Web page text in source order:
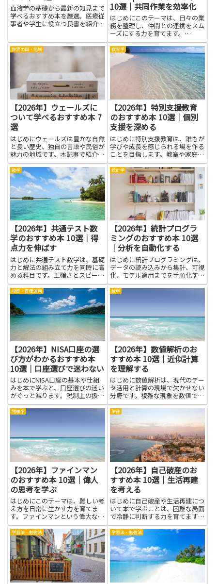
血液学の基礎から最新の知見まで
学べるおすすめ本を厳選。医療従
事者や学生に役立つ良書を紹介
10選｜共同作業を効率化
はじめにこのテーマは、日々の業
務を整理し、仲間との連携をスム
ーズにする力を育てます。
Google Workspaceはメールやカ
レンダー、文書、共有ドライブを
ひとまとめにしたサービスで、仕
事の流れを一本化する道具箱のよ
うです。使い方を知ると...
世界の国・地域
【2026年】ウェールズに
ついて学べるおすすめ本 7
選
はじめにウェールズは豊かな自然
と長い歴史、独自の言語や民俗が
魅力の地域です。本記事で紹介す
る本を読むことで、観光地の背景
や歴史的出来事、地域の人々の暮
らしや価値観をより深く理解でき
ます。旅行前に基礎知識を固めれ
ば現地での見方が変わり、街歩
き...
教育学
【2026年】特別支援教育
のおすすめ本 10選｜個別
支援を深める
はじめに特別支援教育は、誰もが
学びや成長を感じられる場を作る
ことを目指します。教室や家庭
で、障がいの有無にかかわらず子
ども一人ひとりの力を引き出すに
は、知識とやさしい伝え方が大切
です。本の世界には、学び方のヒ
ントや実際の場面で役立つ考え方
数学
【2026年】共通テスト数
学のおすすめ本 10選｜得
点力を伸ばす
はじめに共通テスト数学は、基礎
力と解法の組み立て力を同時に高
める科目です。正確さとスピード
の両方が問われる場面で、着実な
学習が大きな差を生みます。良質
な本を活用することで、公式の意
味を理解し、典型的な出題のパタ
ーンを頭に染みつかせることが
で...
統計学
【2026年】統計プログラ
ミングのおすすめ本 10選
｜分析を自動化する
はじめに統計プログラミングは、
データの読み込みから集計、可視
化、モデル適用までを手順化する
力を高めます。複雑なデータセッ
トを扱う場面で、手作業のミスを
やすくなるのが大きな利点です。
考...
投資・資産運用
【2026年】NISA口座の選
び方がわかるおすすめ本
10選｜口座選びで迷わない
はじめにNISA口座の基本や仕組
みを本で学ぶと、口座選びの迷い
がぐっと減ります。税制上の扱い
や投資商品ごとの特徴、手数料や
サービスの違いを知ることで、自
がしやすくなります。本で得られ
数学
【2026年】数値解析のお
すすめ本 10選｜近似計算
を理解する
はじめに数値解析は、現代のデー
タ活用と計算の現場で欠かせない
分野です。複雑な現象を数値で近
似し、結果の意味を正しく読み解
く力を育てます。この記事で紹介
を土台に、実務的な考え方や考え
方の整理の仕方を丁寧に伝えて
物理学
【2026年】ファインマン
のおすすめ本 10選｜偉人
の思考を学ぶ
はじめにこのテーマは、難しい考
え方を日常に生かす力を育てま
す。ファインマンという偉大な科
学者の思考は、複雑さを分かりや
すく伝えるコツと、素直に問いを
続ける姿勢に光があります。この
記事では、偉人の思考を学ぶこと
ができる本を取り上げ、その魅力
を...
法律
【2026年】自己破産のお
すすめ本 10選｜生活再建
を考える
はじめに自己破産や生活再建につ
いて本で学ぶことは、困難な局面
で冷静に判断する力を育てます。
手続きの流れや必要な書類、債権
者とのやり取りといった実務的な
知識に加え、生活設計や家計の立
て直しの基本を知ることで、選択
肢が明確になります。弁護士や
専...
学習法・勉強法 学習法・勉強法